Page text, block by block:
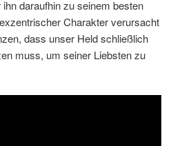
daraufhin zu seinem besten
Charakter verursacht
dass unser Held schließlich
muss, um seiner Liebsten zu